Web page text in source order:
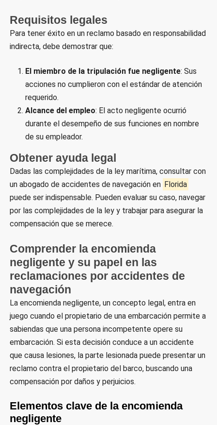
Requisitos legales
Para tener éxito en un reclamo basado en responsabilidad
indirecta, debe demostrar que:
El miembro de la tripulación fue negligente: Sus
acciones no cumplieron con el estándar de atención
requerido.
Alcance del empleo: El acto negligente ocurrió
durante el desempeño de sus funciones en nombre
de su empleador.
Obtener ayuda legal
Dadas las complejidades de la ley marítima, consultar con
un abogado de accidentes de navegación en Florida
puede ser indispensable. Pueden evaluar su caso, navegar
por las complejidades de la ley y trabajar para asegurar la
compensación que se merece.
Comprender la encomienda
negligente y su papel en las
reclamaciones por accidentes de
navegación
La encomienda negligente, un concepto legal, entra en
juego cuando el propietario de una embarcación permite a
sabiendas que una persona incompetente opere su
embarcación. Si esta decisión conduce a un accidente
que causa lesiones, la parte lesionada puede presentar un
reclamo contra el propietario del barco, buscando una
compensación por daños y perjuicios.
Elementos clave de la encomienda
negligente